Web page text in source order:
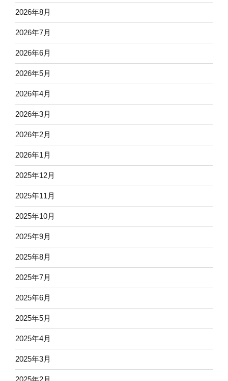
2026年8月
2026年7月
2026年6月
2026年5月
2026年4月
2026年3月
2026年2月
2026年1月
2025年12月
2025年11月
2025年10月
2025年9月
2025年8月
2025年7月
2025年6月
2025年5月
2025年4月
2025年3月